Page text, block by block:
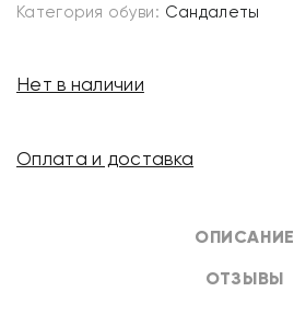
ОПИСАНИЕ
ОТЗЫВЫ
Категория обуви: Сандалеты
Нет в наличии
Оплата и доставка